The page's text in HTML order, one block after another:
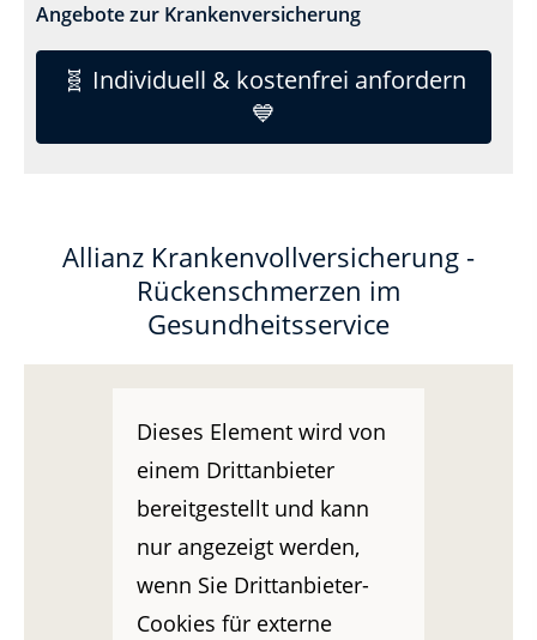
Angebote zur Krankenversicherung
🧬 Individuell & kostenfrei anfordern
💙
Allianz Krankenvollversicherung -
Rückenschmerzen im
Gesundheitsservice
Dieses Element wird von
einem Drittanbieter
bereitgestellt und kann
nur angezeigt werden,
wenn Sie Drittanbieter-
Cookies für externe